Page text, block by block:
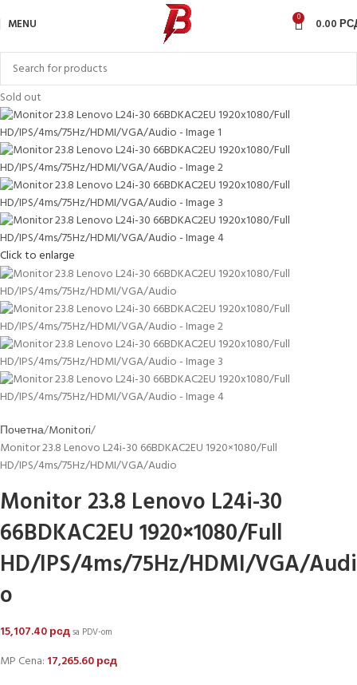
MENU 0 0.00
Sold out
Click to enlarge
Почетна Monitori
Monitor 23.8 Lenovo L24i-30 66BDKAC2EU 1920×1080/Full
HD/IPS/4ms/75Hz/HDMI/VGA/Audio
Monitor 23.8 Lenovo L24i-30
66BDKAC2EU 1920×1080/Full
HD/IPS/4ms/75Hz/HDMI/VGA/Audi
o
15,107.40рсдsa PDV-om
MP Cena: 17,265.60рсд